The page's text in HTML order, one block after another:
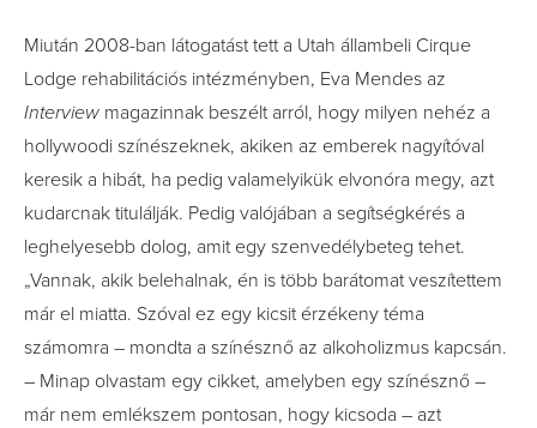
Miután 2008-ban látogatást tett a Utah állambeli Cirque
Lodge rehabilitációs intézményben, Eva Mendes az
Interview magazinnak beszélt arról, hogy milyen nehéz a
hollywoodi színészeknek, akiken az emberek nagyítóval
keresik a hibát, ha pedig valamelyikük elvonóra megy, azt
kudarcnak titulálják. Pedig valójában a segítségkérés a
leghelyesebb dolog, amit egy szenvedélybeteg tehet.
„Vannak, akik belehalnak, én is több barátomat veszítettem
már el miatta. Szóval ez egy kicsit érzékeny téma
számomra – mondta a színésznő az alkoholizmus kapcsán.
– Minap olvastam egy cikket, amelyben egy színésznő –
már nem emlékszem pontosan, hogy kicsoda – azt